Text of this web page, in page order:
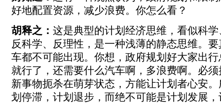
好地配置资源，减少浪费。你怎么看？
胡释之： 这是典型的计划经济思维，看似科
反科学、反理性，是一种浅薄的静态思维。
车都不可能出现。你想，政府规划好大家出
就行了，还需要什么汽车啊，多浪费啊。必
新事物扼杀在萌芽状态，方能让计划者心安
划停滞，计划退步，而绝不可能是计划发展